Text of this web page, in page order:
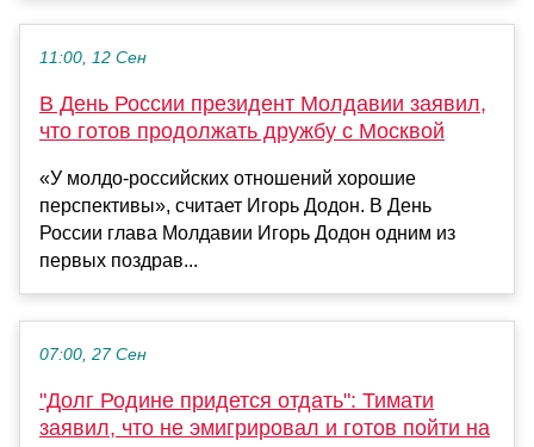
11:00, 12 Сен
В День России президент Молдавии заявил,
что готов продолжать дружбу с Москвой
«У молдо-российских отношений хорошие
перспективы», считает Игорь Додон. В День
России глава Молдавии Игорь Додон одним из
первых поздрав...
07:00, 27 Сен
"Долг Родине придется отдать": Тимати
заявил, что не эмигрировал и готов пойти на